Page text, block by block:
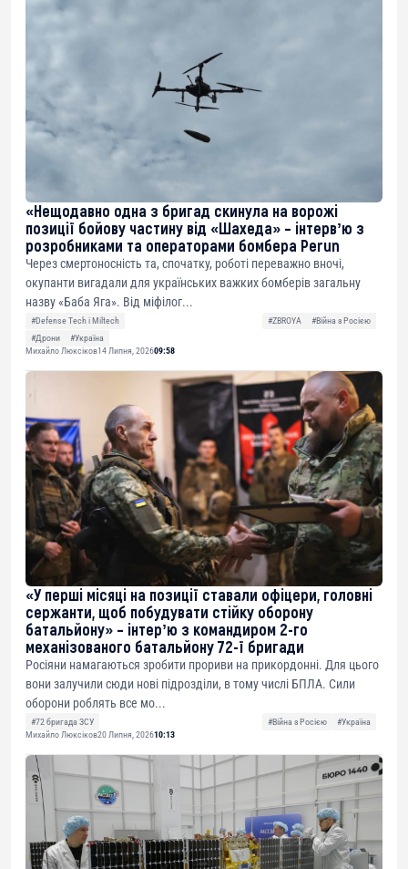
«Нещодавно одна з бригад скинула на ворожі
позиції бойову частину від «Шахеда» – інтервʼю з
розробниками та операторами бомбера Perun
Через смертоносність та, спочатку, роботі переважно вночі,
окупанти вигадали для українських важких бомберів загальну
назву «Баба Яга». Від міфілог...
#Defense Tech і Miltech #ZBROYA
#Війна з Росією
#Дрони
#Україна
Михайло Люксіков14 Липня, 202609:58
«У перші місяці на позиції ставали офіцери, головні
сержанти, щоб побудувати стійку оборону
батальйону» – інтерʼю з командиром 2-го
механізованого батальйону 72-ї бригади
Росіяни намагаються зробити прориви на прикордонні. Для цього
вони залучили сюди нові підрозділи, в тому числі БПЛА. Сили
оборони роблять все мо...
#72 бригада ЗСУ #Війна з Росією
#Україна
Михайло Люксіков20 Липня, 202610:13